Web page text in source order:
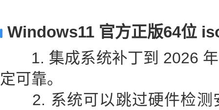
Windows11 官方正版64位
1. 集成系统补丁到 2026 年
定可靠。
2. 系统可以跳过硬件检测